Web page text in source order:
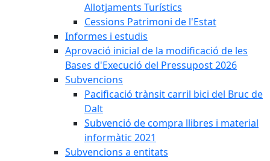
Allotjaments Turístics
Cessions Patrimoni de l'Estat
Informes i estudis
Aprovació inicial de la modificació de les
Bases d'Execució del Pressupost 2026
Subvencions
Pacificació trànsit carril bici del Bruc de
Dalt
Subvenció de compra llibres i material
informàtic 2021
Subvencions a entitats